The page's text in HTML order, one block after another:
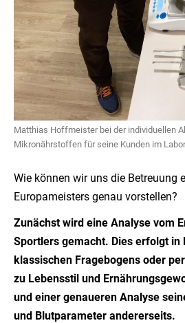
Matthias Hoffmeister bei der individuellen
Mikronährstoffen für seine Kunden im
Wie können wir uns die Betreuung
Europameisters genau vorstellen?
Zunächst wird eine Analyse vom
Sportlers gemacht. Dies erfolgt in
klassischen Fragebogens oder
zu Lebensstil und
und einer genaueren Analyse
und Blutparameter andererseits.